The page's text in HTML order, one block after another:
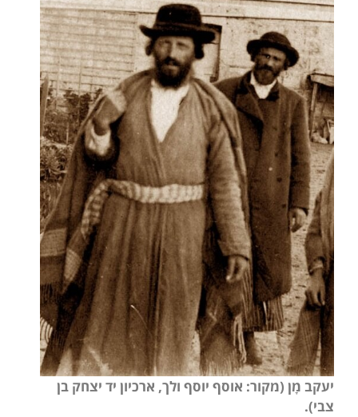
יעקב מָן (מקור: אוסף יוסף ולך, ארכיון יד יצחק בן
צבי).